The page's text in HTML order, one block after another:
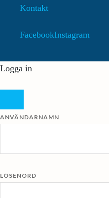
Kontakt
FacebookInstagram
Logga in
ANVÄNDARNAMN
LÖSENORD